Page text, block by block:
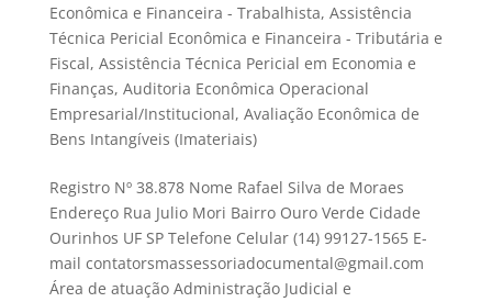
Econômica e Financeira - Trabalhista, Assistência
Técnica Pericial Econômica e Financeira - Tributária e
Fiscal, Assistência Técnica Pericial em Economia e
Finanças, Auditoria Econômica Operacional
Empresarial/Institucional, Avaliação Econômica de
Bens Intangíveis (Imateriais)
Registro Nº 38.878 Nome Rafael Silva de Moraes
Endereço Rua Julio Mori Bairro Ouro Verde Cidade
Ourinhos UF SP Telefone Celular (14) 99127-1565 E-
mail contatorsmassessoriadocumental@gmail.com
Área de atuação Administração Judicial e